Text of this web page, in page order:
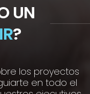
UN
?
los proyectos
en todo el